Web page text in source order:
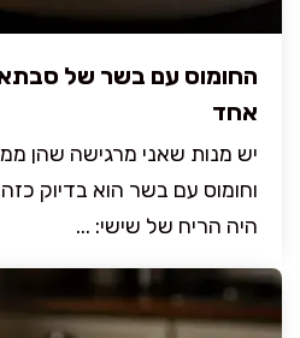
החומוס עם בשר של
אחד
יש מנות שאני מרגישה שהן
וחומוס עם בשר הוא בדיוק
היה הריח של שישי: ...